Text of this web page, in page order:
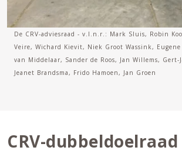
De CRV-adviesraad - v.l.n.r.: Mark Sluis, Robin
Veire, Wichard Kievit, Niek Groot Wassink,
van Middelaar, Sander de Roos, Jan Willems, Gert-
Jeanet Brandsma, Frido Hamoen, Jan Groen
CRV-dubbeldoelraad